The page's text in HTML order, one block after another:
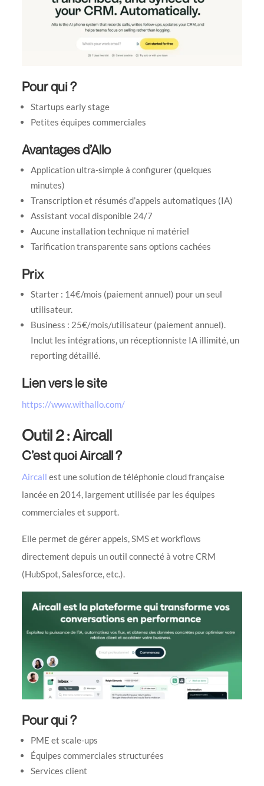
Pour qui ?
Startups early stage
Petites équipes commerciales
Avantages d’Allo
Application ultra-simple à configurer (quelques
minutes)
Transcription et résumés d’appels automatiques (IA)
Assistant vocal disponible 24/7
Aucune installation technique ni matériel
Tarification transparente sans options cachées
Prix
Starter : 14€/mois (paiement annuel) pour un seul
utilisateur.
Business : 25€/mois/utilisateur (paiement annuel).
Inclut les intégrations, un réceptionniste IA illimité, un
reporting détaillé.
Lien vers le site
https://www.withallo.com/
Outil 2 : Aircall
C’est quoi Aircall ?
Aircall est une solution de téléphonie cloud française
lancée en 2014, largement utilisée par les équipes
commerciales et support.
Elle permet de gérer appels, SMS et workflows
directement depuis un outil connecté à votre CRM
(HubSpot, Salesforce, etc.).
Pour qui ?
PME et scale-ups
Équipes commerciales structurées
Services client